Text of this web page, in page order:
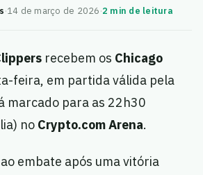
·14 de março de 2026·2 min de leitura
recebem os Chicago
feira, em partida válida pela
marcado para as 22h30
no Crypto.com Arena.
embate após uma vitória